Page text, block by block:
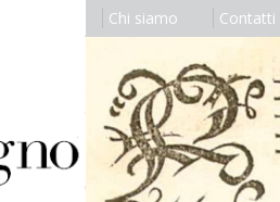
Chi siamo Contatti